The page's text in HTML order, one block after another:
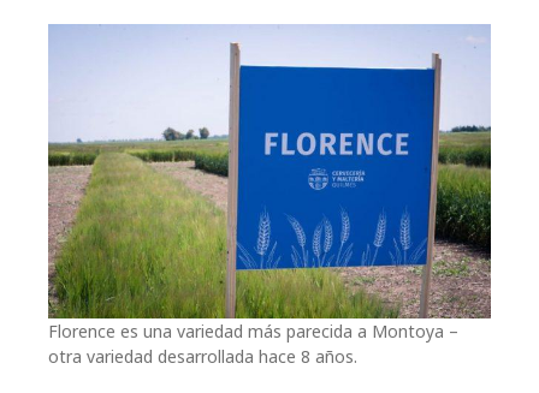
Florence es una variedad más parecida a Montoya –
otra variedad desarrollada hace 8 años.